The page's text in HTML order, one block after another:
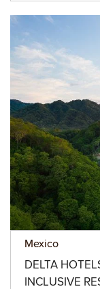
Mexico
DELTA
INCLUSIVE